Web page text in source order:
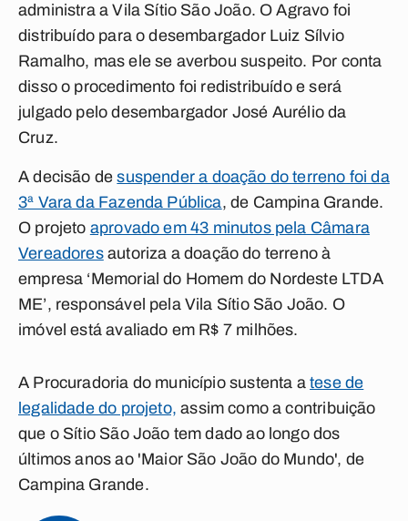
administra a Vila Sítio São João. O Agravo foi
distribuído para o desembargador Luiz Sílvio
Ramalho, mas ele se averbou suspeito. Por conta
disso o procedimento foi redistribuído e será
julgado pelo desembargador José Aurélio da
Cruz.
A decisão desuspender a doação do terreno foi da
3ª Vara da Fazenda Pública, de Campina Grande.
O projeto aprovado em 43 minutos pela Câmara
Vereadoresautoriza a doação do terreno à
empresa ‘Memorial do Homem do Nordeste LTDA
ME’, responsável pela Vila Sítio São João. O
imóvel está avaliado em R$ 7 milhões.
A Procuradoria do município sustenta atese de
legalidade do projeto, assim como a contribuição
que o Sítio São João tem dado ao longo dos
últimos anos ao 'Maior São João do Mundo', de
Campina Grande.